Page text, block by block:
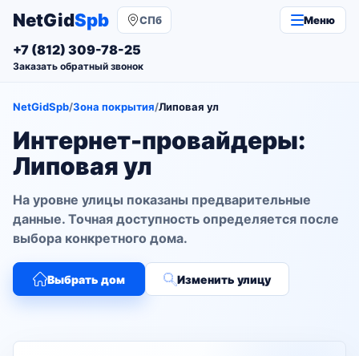
NetGidSpb СПб Меню
+7 (812) 309-78-25
Заказать обратный звонок
NetGidSpb/Зона покрытия/Липовая ул
Интернет-провайдеры:
Липовая ул
На уровне улицы показаны предварительные
данные. Точная доступность определяется после
выбора конкретного дома.
Выбрать дом Изменить улицу